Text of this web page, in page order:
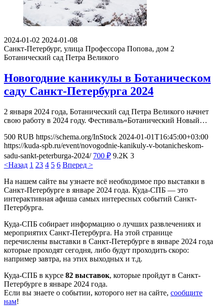
2024-01-02 2024-01-08
Санкт-Петербург, улица Профессора Попова, дом 2
Ботанический сад Петра Великого
Новогодние каникулы в Ботаническом
саду Санкт-Петербурга 2024
2 января 2024 года, Ботанический сад Петра Великого начнет
свою работу в 2024 году. Фестиваль«Ботанический Новый…
500 RUB https://schema.org/InStock 2024-01-01T16:45:00+03:00
https://kuda-spb.ru/event/novogodnie-kanikuly-v-botanicheskom-
sadu-sankt-peterburga-2024/ 700 ₽ 9.2K 3
<Назад 1 23 4 5 6 Вперед >
На нашем сайте вы узнаете всё необходимое про выставки в
Санкт-Петербурге в январе 2024 года. Куда-СПБ — это
интерактивная афиша самых интересных событий Санкт-
Петербурга.
Куда-СПБ собирает информацию о лучших развлечениях и
мероприятих Санкт-Петербурга. На этой странице
перечислены выставки в Санкт-Петербурге в январе 2024 года
которые проходят сегодня, либо будут проходить скоро:
например завтра, на этих выходных и т.д.
Куда-СПБ в курсе 82 выставок, которые пройдут в Санкт-
Петербурге в январе 2024 года.
Если вы знаете о событии, которого нет на сайте, сообщите
нам!